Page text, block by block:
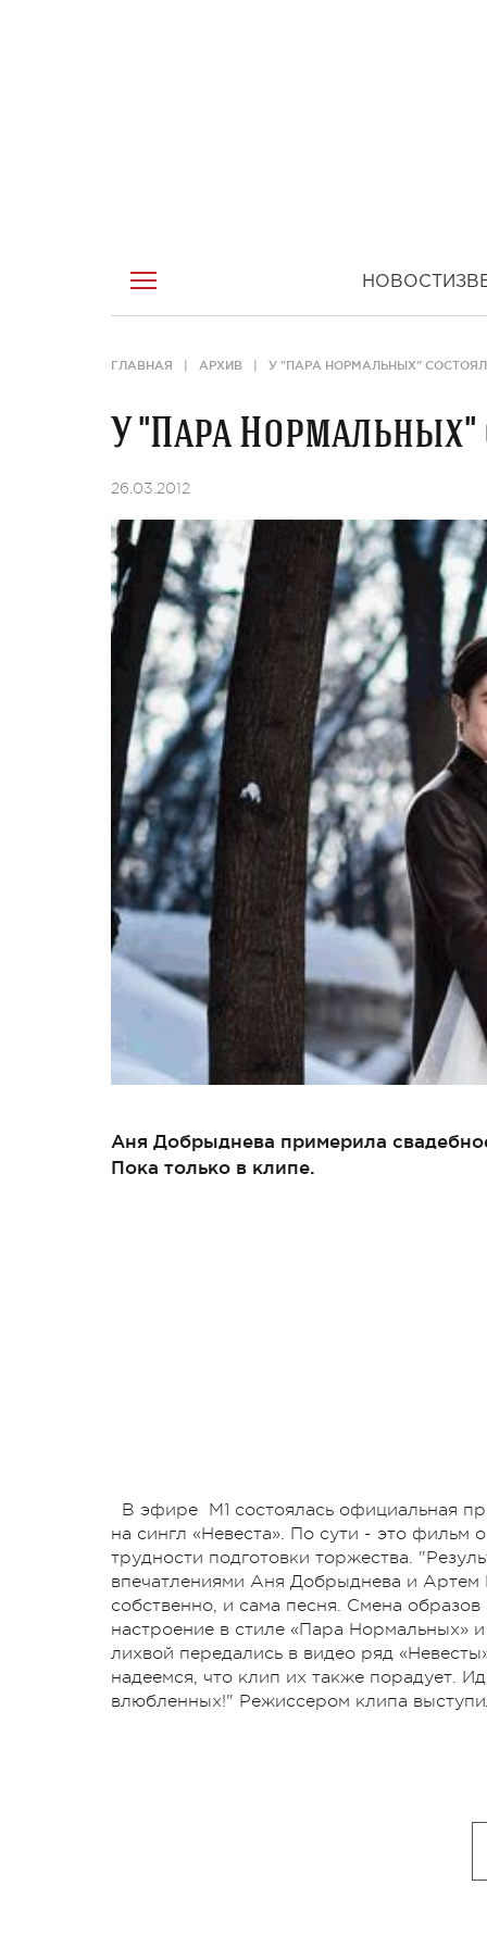
НОВОСТИ
ГЛАВНАЯ АРХИВ У "ПАРА НОРМАЛЬНЫХ"
У "Пара Нормальных"
26.03.2012
Аня Добрыднева примерила
Пока только в клипе.
В эфире М1 состоялась официальная
на сингл «Невеста». По сути - это фильм
трудности подготовки торжества.
впечатлениями Аня Добрыднева и
собственно, и сама песня. Смена
настроение в стиле «Пара
лихвой передались в видео ряд
надеемся, что клип их также порадует.
влюбленных!" Режиссером клипа